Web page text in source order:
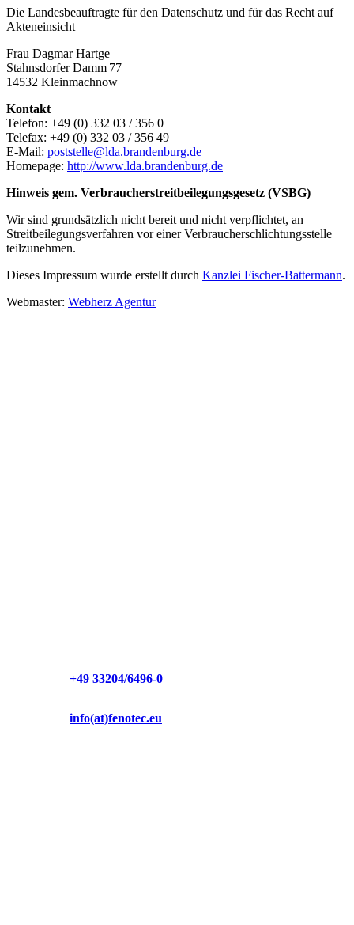
Die Landesbeauftragte für den Datenschutz und für das Recht auf
Akteneinsicht
Frau Dagmar Hartge
Stahnsdorfer Damm 77
14532 Kleinmachnow
Kontakt
Telefon: +49 (0) 332 03 / 356 0
Telefax: +49 (0) 332 03 / 356 49
E-Mail: poststelle@lda.brandenburg.de
Homepage: http://www.lda.brandenburg.de
Hinweis gem. Verbraucherstreitbeilegungsgesetz (VSBG)
Wir sind grundsätzlich nicht bereit und nicht verpflichtet, an
Streitbeilegungsverfahren vor einer Verbraucherschlichtungsstelle
teilzunehmen.
Dieses Impressum wurde erstellt durch Kanzlei Fischer-Battermann.
Webmaster: Webherz Agentur
+49 33204/6496-0
info(at)fenotec.eu